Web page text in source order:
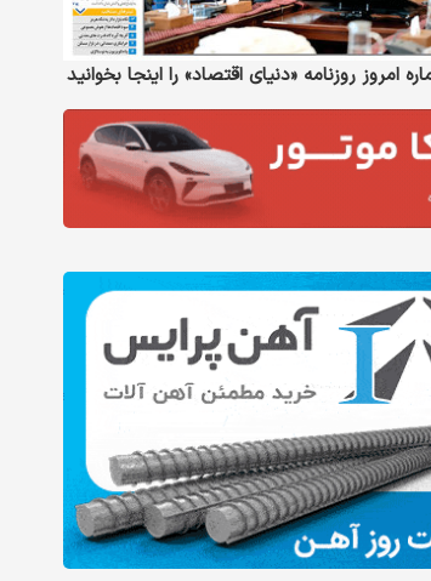
امروز روزنامه «دنیای‌ اقتصاد» را اینجا بخوانید